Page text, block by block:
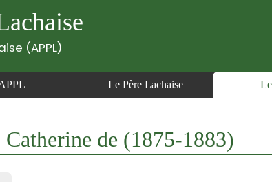
(APPL)
Le Père Lachaise
de (1875-1883)